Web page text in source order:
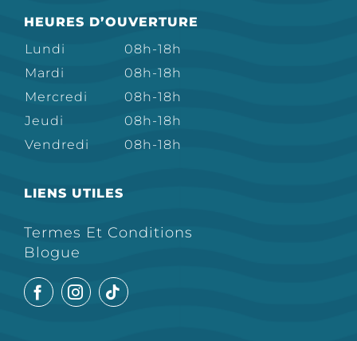
HEURES D’OUVERTURE
Lundi
08h-18h
Mardi
08h-18h
Mercredi
08h-18h
Jeudi
08h-18h
Vendredi
08h-18h
LIENS UTILES
Termes Et Conditions
Blogue